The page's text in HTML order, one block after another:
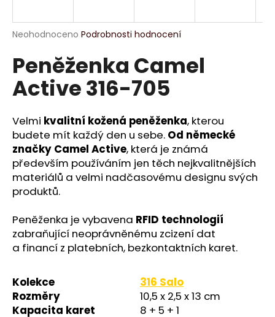
Průměrné
produktu
je
0,0
z
hvězdiček.
Neohodnoceno Podrobnosti hodnocení
Peněženka Camel
Active 316-705
Velmi kvalitní kožená peněženka, kterou
budete mít každý den u sebe. Od německé
značky Camel Active, která je známá
především používáním jen těch nejkvalitnějších
materiálů a velmi nadčasovému designu svých
produktů.
Peněženka je vybavena RFID technologií
zabraňující neoprávněnému zcizení dat
a financí z platebních, bezkontaktních karet.
Kolekce
316 Salo
Rozměry
10,5 x 2,5 x 13 cm
Kapacita karet
8 + 5 + 1
j
t
?
HLEDAT
D
p
o
r
č
u
j